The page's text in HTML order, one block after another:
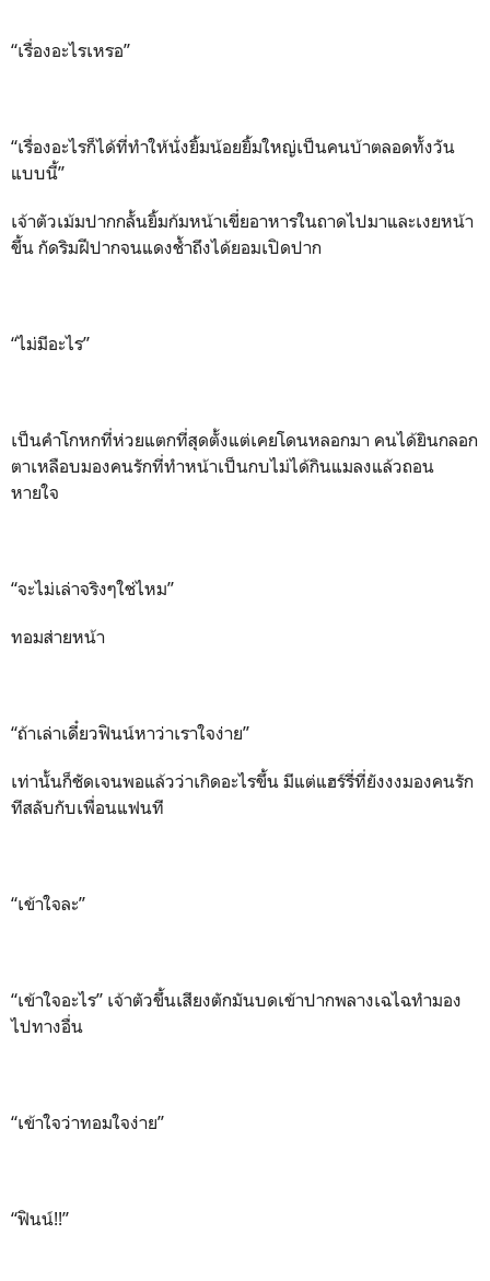
“เรื่องอะไรเหรอ”
“เรื่องอะไรก็ได้ที่ทำให้นั่งยิ้มน้อยยิ้มใหญ่เป็นคนบ้าตลอดทั้งวัน
แบบนี้”
เจ้าตัวเม้มปากกลั้นยิ้มก้มหน้าเขี่ยอาหารในถาดไปมาและเงยหน้า
ขึ้น กัดริมฝีปากจนแดงช้ำถึงได้ยอมเปิดปาก
“ไม่มีอะไร”
เป็นคำโกหกที่ห่วยแตกที่สุดตั้งแต่เคยโดนหลอกมา คนได้ยินกลอก
ตาเหลือบมองคนรักที่ทำหน้าเป็นกบไม่ได้กินแมลงแล้วถอน
หายใจ
“จะไม่เล่าจริงๆใช่ไหม”
ทอมส่ายหน้า
“ถ้าเล่าเดี๋ยวฟินน์หาว่าเราใจง่าย”
เท่านั้นก็ชัดเจนพอแล้วว่าเกิดอะไรขึ้น มีแต่แฮร์รี่ที่ยังงงมองคนรัก
ทีสลับกับเพื่อนแฟนที
“เข้าใจละ”
“เข้าใจอะไร” เจ้าตัวขึ้นเสียงตักมันบดเข้าปากพลางเฉไฉทำมอง
ไปทางอื่น
“เข้าใจว่าทอมใจง่าย”
“ฟินน์!!”